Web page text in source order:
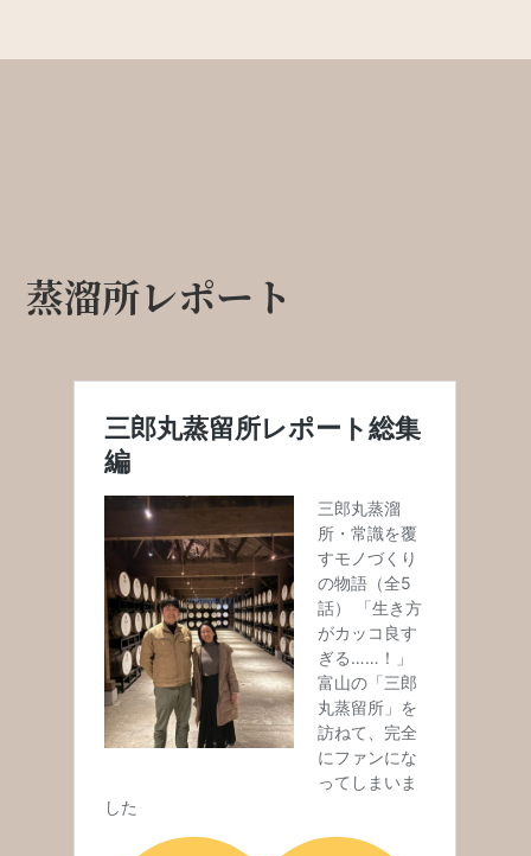
蒸溜所レポート